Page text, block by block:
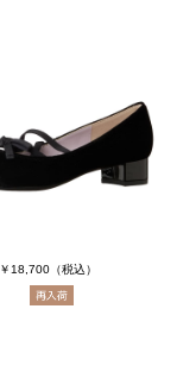
￥18,700 （税込）